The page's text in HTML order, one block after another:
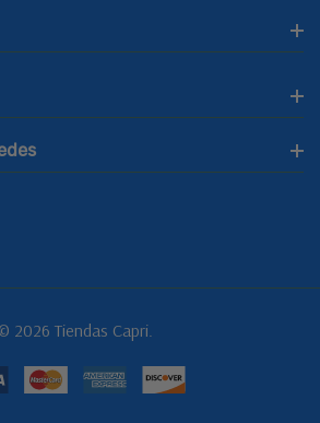
© 2026 Tiendas Capri.